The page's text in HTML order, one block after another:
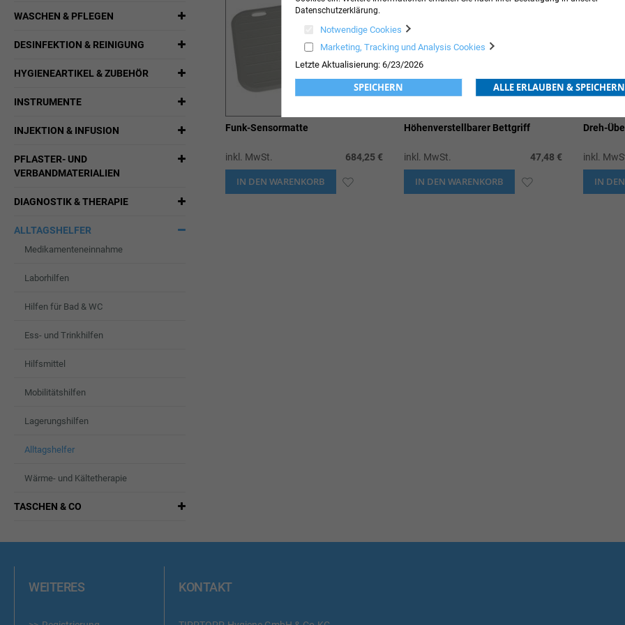
Funk-Sensormatte
inkl. MwSt. 684,25 €
IN DEN WARENKORB
Höhenverstellbarer Bettgriff
inkl. MwSt. 47,48 €
IN DEN WARENKORB ZUR
Dreh-
inkl.
IN
WASCHEN & PFLEGEN
DESINFEKTION & REINIGUNG
HYGIENEARTIKEL & ZUBEHÖR
INSTRUMENTE
INJEKTION & INFUSION
PFLASTER- UND
VERBANDMATERIALIEN
DIAGNOSTIK & THERAPIE
ALLTAGSHELFER
Medikamenteneinnahme
Laborhilfen
Hilfen für Bad & WC
Ess- und Trinkhilfen
Hilfsmittel
Mobilitätshilfen
Lagerungshilfen
Alltagshelfer
Wärme- und Kältetherapie
TASCHEN & CO
WEITERES KONTAKT
Datenschutzerklärung.
Notwendige Cookies
Marketing, Tracking und Analysis Cookies
Letzte Aktualisierung: 6/23/2026
SPEICHERN ALLE ERLAUBEN & SPEICHERN